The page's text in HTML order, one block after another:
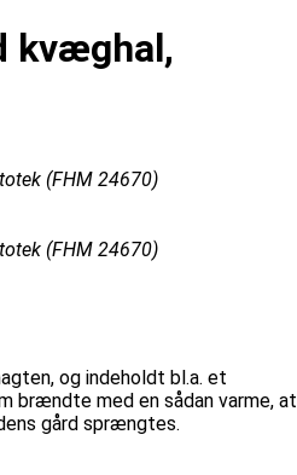
kvæghal,
(FHM 24670)
(FHM 24670)
og indeholdt bl.a. et
brændte med en sådan varme, at
gård sprængtes.